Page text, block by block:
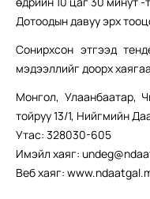
Дотоодын давуу эрх
Сонирхсон этгээд
мэдээллийг доорх
Монгол, Улаанбаатар,
тойруу 13/1, Нийгмийн
Утас: 328030-605
Имэйл хаяг:
Веб хаяг: